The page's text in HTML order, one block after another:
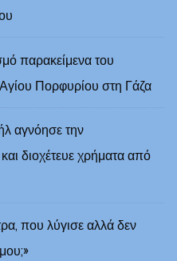
παρακείμενα του
Πορφυρίου στη Γάζα
αγνόησε την
διοχέτευε χρήματα από
που λύγισε αλλά δεν